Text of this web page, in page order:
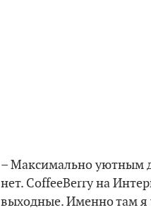
– Максимально уютным
нет. CoffeeBerry на
выходные. Именно там я